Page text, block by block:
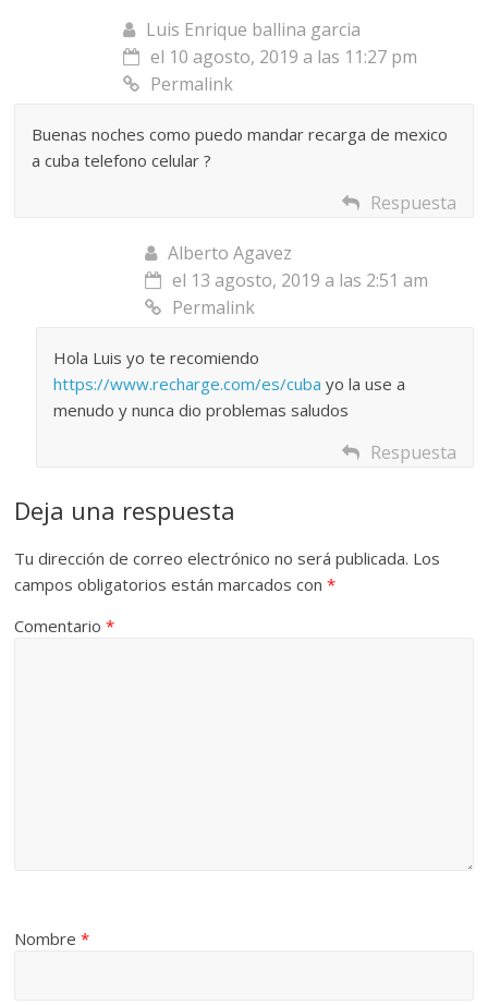
Luis Enrique ballina garcia
el 10 agosto, 2019 a las 11:27 pm
Permalink
Buenas noches como puedo mandar recarga de mexico
a cuba telefono celular ?
Respuesta
Alberto Agavez
el 13 agosto, 2019 a las 2:51 am
Permalink
Hola Luis yo te recomiendo
https://www.recharge.com/es/cuba yo la use a
menudo y nunca dio problemas saludos
Respuesta
Deja una respuesta
Tu dirección de correo electrónico no será publicada. Los
campos obligatorios están marcados con*
Comentario*
Nombre*